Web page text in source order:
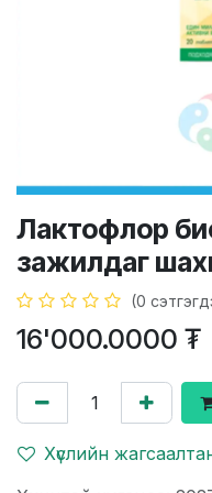
Лактофлор
зажилдаг
(0
16'000.0000 ₮
Хүслийн